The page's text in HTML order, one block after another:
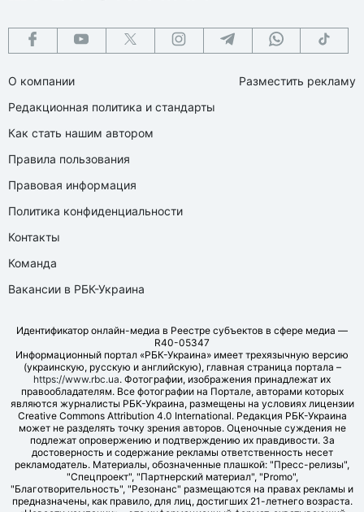
О компании
Редакционная политика и стандарты
Как стать нашим автором
Правила пользования
Правовая информация
Политика конфиденциальности
Контакты
Команда
Вакансии в РБК-Украина
Разместить рекламу
Идентификатор онлайн-медиа в Реестре субъектов в сфере медиа —
R40-05347
Информационный портал «РБК-Украина» имеет трехязычную версию
(украинскую, русскую и английскую), главная страница портала –
https://www.rbc.ua. Фотографии, изображения принадлежат их
правообладателям. Все фотографии на Портале, авторами которых
являются журналисты РБК-Украина, размещены на условиях лицензии
Creative Commons Attribution 4.0 International. Редакция РБК-Украина
может не разделять точку зрения авторов. Оценочные суждения не
подлежат опровержению и подтверждению их правдивости. За
достоверность и содержание рекламы ответственность несет
рекламодатель. Материалы, обозначенные плашкой: "Пресс-релизы",
"Спецпроект", "Партнерский материал", "Promo",
"Благотворительность", "Резонанс" размещаются на правах рекламы и
предназначены, как правило, для лиц, достигших 21-летнего возраста.